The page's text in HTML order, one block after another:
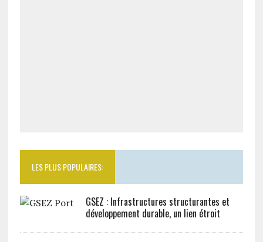
LES PLUS POPULAIRES:
GSEZ : Infrastructures structurantes et
développement durable, un lien étroit